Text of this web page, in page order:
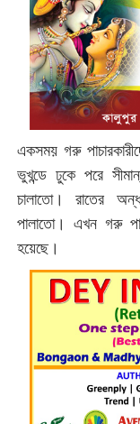
একসময় গরু
ভুখন্ডে ঢুকে পরে
চালাতো। রাতের
পালাতো। এখন গরু
হয়েছে।